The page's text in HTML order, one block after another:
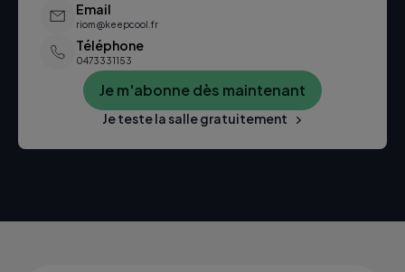
Email
riom@keepcool.fr
Téléphone
0473331153
Je m'abonne dès maintenant
Je teste la salle gratuitement